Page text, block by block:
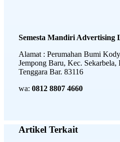
Semesta Mandiri Advertising
Alamat : Perumahan Bumi
Jempong Baru, Kec. Sekarbela,
Tenggara Bar. 83116
wa: 0812 8807 4660
Artikel Terkait